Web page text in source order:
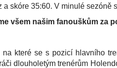
a skóre 35:60. V minulé
všem našim fanouškům za
které se s pozicí hlavního
dlouholetým trenérům